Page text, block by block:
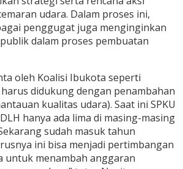
udara. Dalam proses ini,
penggugat juga menginginkan
dalam proses pembuatan
oleh Koalisi Ibukota seperti
didukung dengan penambahan
kualitas udara). Saat ini SPKU
hanya ada lima di masing-masing
sudah masuk tahun
ini bisa menjadi pertimbangan
untuk menambah anggaran